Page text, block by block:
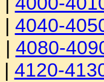
| 4040-
| 4080-
| 4120-